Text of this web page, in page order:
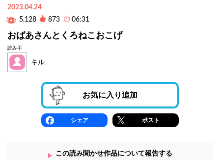
2023.04.24
5,128
873 06:31
おばあさんとくろねこおこげ
読み手
キル
お気に入り追加
シェア ポスト
この読み聞かせ作品について報告する